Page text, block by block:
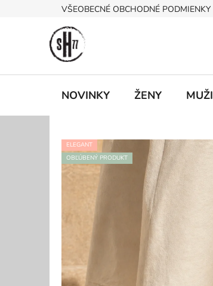
VŠEOBECNÉ OBCHODNÉ PODMIENKY
NOVINKY ŽENY MUŽI
ELEGANT
OBĽÚBENÝ PRODUKT